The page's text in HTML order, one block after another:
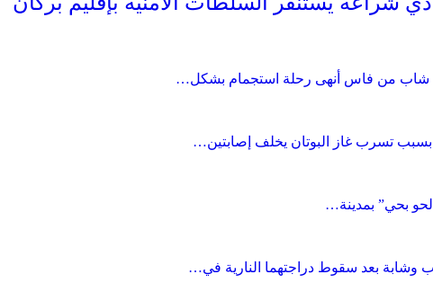
شاب من فاس أنهى رحلة استجمام بشكل…
تسرب غاز البوتان يخلف إصابتين…
بحي” بمدينة…
بعد سقوط دراجتهما النارية في…